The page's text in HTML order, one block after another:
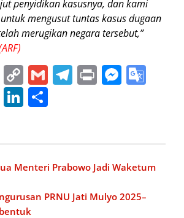
penyidikan kasusnya, dan kami
mengusut tuntas kasus dugaan
merugikan negara tersebut,”
X Copy
Link
GmailTelegram
Print
WeChat
LinkedIn
Menteri Prabowo Jadi Waketum
PRNU Jati Mulyo 2025–